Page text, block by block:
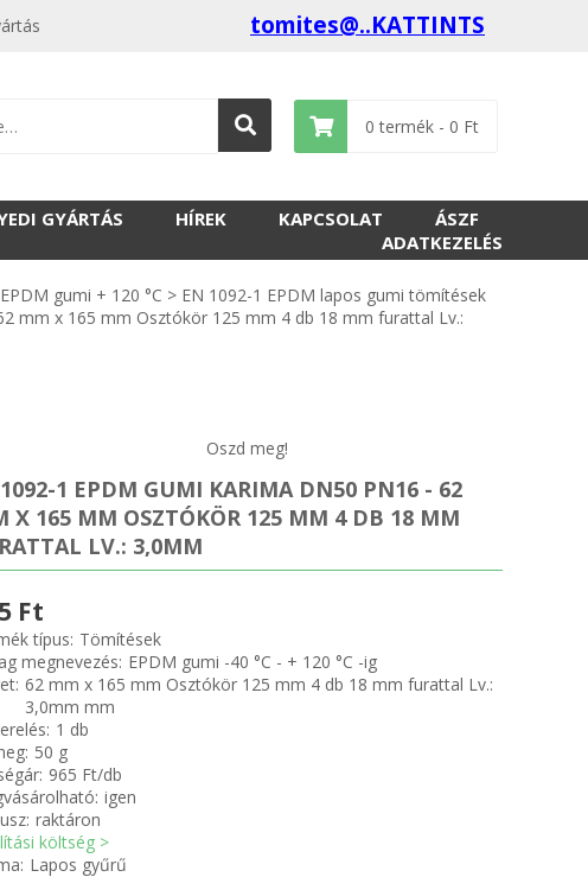
tomites@..KATTINTS
0 termék - 0 Ft
GYÁRTÁS HÍREK KAPCSOLAT
ÁSZF
ADATKEZELÉS
EPDM gumi + 120 °C > EN 1092-1 EPDM lapos gumi tömítések
mm x 165 mm Osztókör 125 mm 4 db 18 mm furattal Lv.:
Oszd meg!
1 EPDM GUMI KARIMA DN50 PN16 - 62
X 165 MM OSZTÓKÖR 125 MM 4 DB 18 MM
LV.: 3,0MM
Ft
típus: Tömítések
megnevezés: EPDM gumi -40 °C - + 120 °C -ig
62 mm x 165 mm Osztókör 125 mm 4 db 18 mm furattal Lv.:
3,0mm mm
1 db
50 g
965 Ft/db
igen
raktáron
költség >
Lapos gyűrű